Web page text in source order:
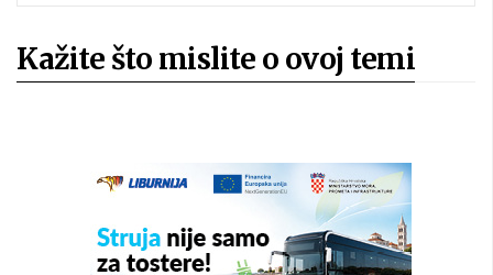
Kažite što mislite o ovoj temi